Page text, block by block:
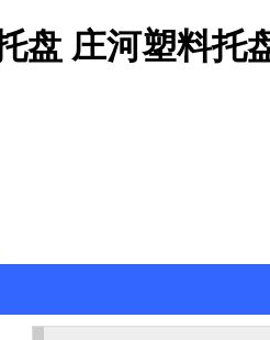
盘 庄河塑料托